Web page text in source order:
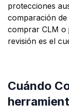
protecciones
comparación
comprar CLM o
revisión es el
Cuándo